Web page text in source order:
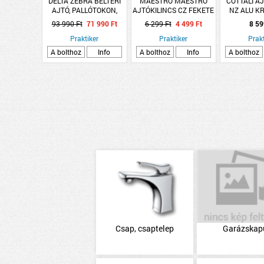
AJTÓ, PALLÓTOKON,
75X210 BAL
93 990 Ft 71 990 Ft
Praktiker
A bolthoz
Info
AJTÓKILINCS CZ FEKETE
THERMA COMFORT
ROZETTÁS
6 299 Ft 4 499 Ft
Praktiker
A bolthoz
Info
NZ ALU
KRÓM 8
A bolthoz
Csap, csaptelep